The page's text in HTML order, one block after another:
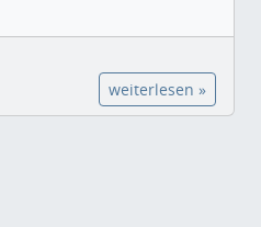
weiterlesen »